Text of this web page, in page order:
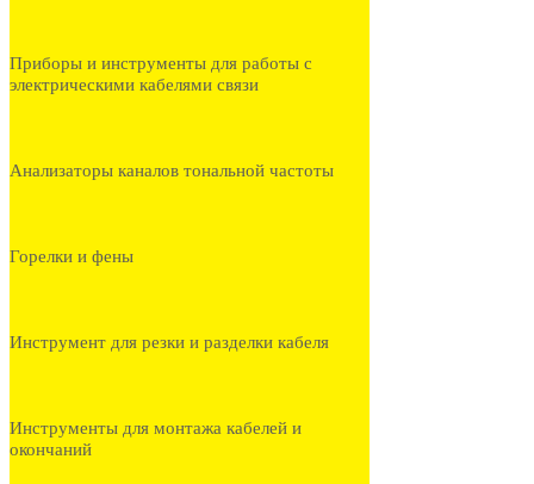
Приборы и инструменты для работы с
электрическими кабелями связи
Анализаторы каналов тональной частоты
Горелки и фены
Инструмент для резки и разделки кабеля
Инструменты для монтажа кабелей и
окончаний